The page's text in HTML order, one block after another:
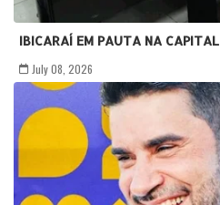
IBICARAÍ EM PAUTA NA CAPITAL
July 08, 2026